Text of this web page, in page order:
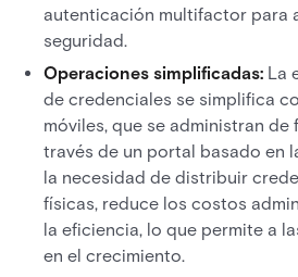
autenticación multifactor para
seguridad.
Operaciones simplificadas: La
de credenciales se simplifica
móviles, que se administran de
través de un portal basado en
la necesidad de distribuir
físicas, reduce los costos
la eficiencia, lo que permite a
en el crecimiento.